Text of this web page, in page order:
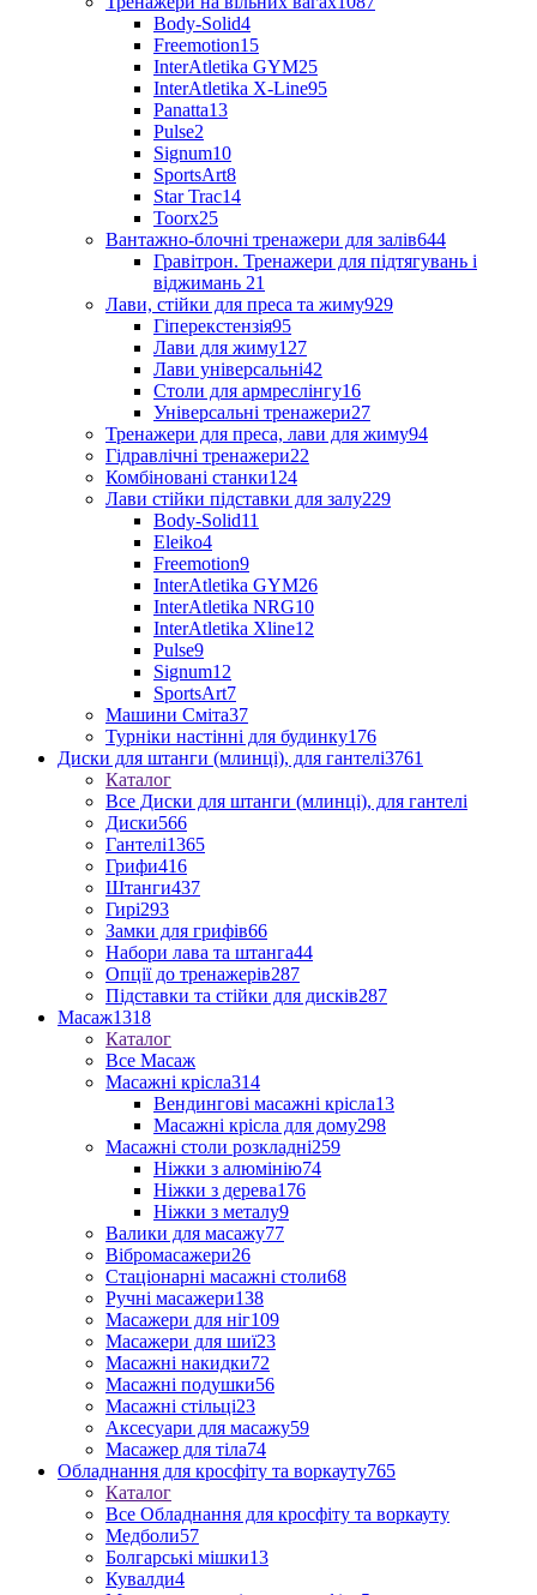
Body-Solid4
Freemotion15
InterAtletika GYM25
InterAtletika X-Line95
Panatta13
Pulse2
Signum10
SportsArt8
Star Trac14
Toorx25
Вантажно-блочні тренажери для залів644
Гравітрон. Тренажери для підтягувань і
віджимань 21
Лави, стійки для преса та жиму929
Гіперекстензія95
Лави для жиму127
Лави універсальні42
Столи для армреслінгу16
Універсальні тренажери27
Тренажери для преса, лави для жиму94
Гідравлічні тренажери22
Комбіновані станки124
Лави стійки підставки для залу229
Body-Solid11
Eleiko4
Freemotion9
InterAtletika GYM26
InterAtletika NRG10
InterAtletika Xline12
Pulse9
Signum12
SportsArt7
Машини Сміта37
Турніки настінні для будинку176
Диски для штанги (млинці), для гантелі3761
Каталог
Все Диски для штанги (млинці), для гантелі
Диски566
Гантелі1365
Грифи416
Штанги437
Гирі293
Замки для грифів66
Набори лава та штанга44
Опції до тренажерів287
Підставки та стійки для дисків287
Масаж1318
Каталог
Все Масаж
Масажні крісла314
Вендингові масажні крісла13
Масажні крісла для дому298
Масажні столи розкладні259
Ніжки з алюмінію74
Ніжки з дерева176
Ніжки з металу9
Валики для масажу77
Вібромасажери26
Стаціонарні масажні столи68
Ручні масажери138
Масажери для ніг109
Масажери для шиї23
Масажні накидки72
Масажні подушки56
Масажні стільці23
Аксесуари для масажу59
Масажер для тіла74
Обладнання для кросфіту та воркауту765
Каталог
Все Обладнання для кросфіту та воркауту
Медболи57
Болгарські мішки13
Кувалди4